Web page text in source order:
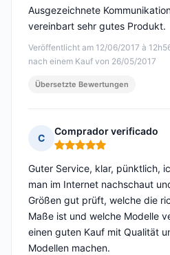
Veröffentlicht am 12/06/2017 à
nach einem Kauf von 26/05/2017
Ausgezeichnete
vereinbart sehr gutes Produkt.
Übersetzte Bewertungen
C
Comprador verificado
Hinweis: 5 von 5
Guter Service, klar, pünktlich,
man im Internet nachschaut
Größen gut prüft, welche die
Maße ist und welche Modelle
einen guten Kauf mit Qualität
Modellen machen.